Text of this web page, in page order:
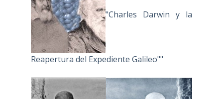
"Charles Darwin y la
Reapertura del Expediente Galileo""